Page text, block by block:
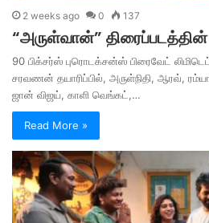
2 weeks ago 0 137
“அருள்வான்”
90 பிக்சர்ஸ் புரொடக்சன்ஸ் பிரைவேட்
சரவணன் தயாரிப்பில், அருள்நிதி, ஆரவ்,
ஜான் விஜய், காளி வெங்கட்,…
Read More »